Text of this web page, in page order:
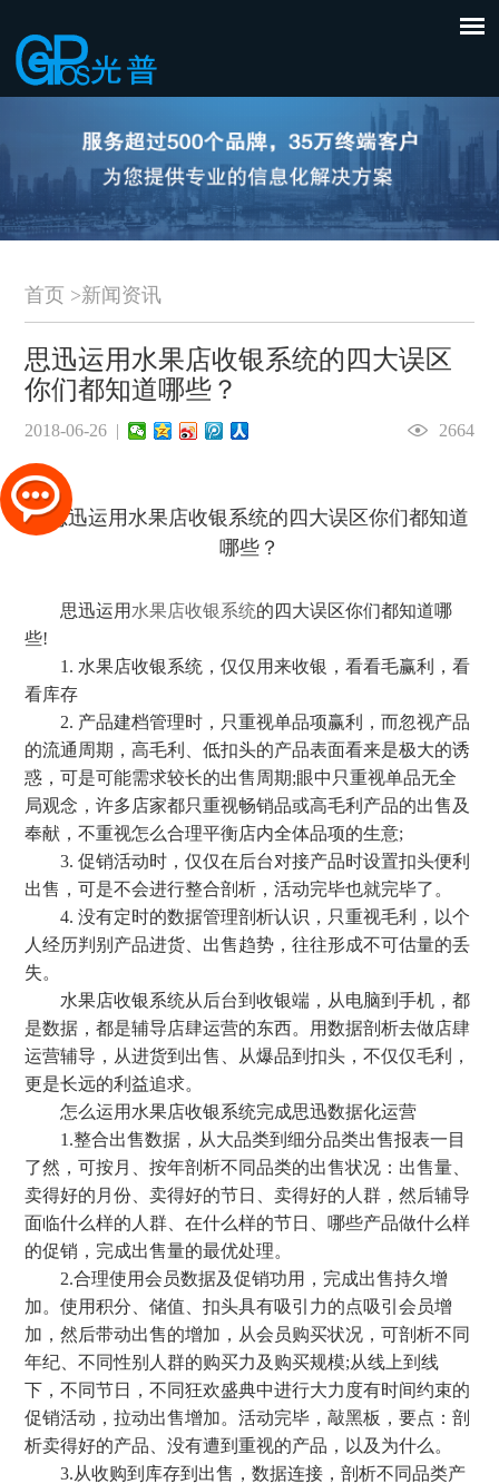
首页 >新闻资讯
思迅运用水果店收银系统的四大误区
你们都知道哪些？
2018-06-26 | 2664
思迅运用 水果店收银系统的四大误区你们都知道哪
些!
1. 水果店收银系统，仅仅用来收银，看看毛赢利，看
看库存
2. 产品建档管理时，只重视单品项赢利，而忽视产品
的流通周期，高毛利、低扣头的产品表面看来是极大的诱
惑，可是可能需求较长的出售周期;眼中只重视单品无全
局观念，许多店家都只重视畅销品或高毛利产品的出售及
奉献，不重视怎么合理平衡店内全体品项的生意;
3. 促销活动时，仅仅在后台对接产品时设置扣头便利
出售，可是不会进行整合剖析，活动完毕也就完毕了。
4. 没有定时的数据管理剖析认识，只重视毛利，以个
人经历判别产品进货、出售趋势，往往形成不可估量的丢
失。
水果店收银系统从后台到收银端，从电脑到手机，都
是数据，都是辅导店肆运营的东西。用数据剖析去做店肆
运营辅导，从进货到出售、从爆品到扣头，不仅仅毛利，
更是长远的利益追求。
怎么运用水果店收银系统完成思迅数据化运营
1.整合出售数据，从大品类到细分品类出售报表一目
了然，可按月、按年剖析不同品类的出售状况：出售量、
卖得好的月份、卖得好的节日、卖得好的人群，然后辅导
面临什么样的人群、在什么样的节日、哪些产品做什么样
的促销，完成出售量的最优处理。
2.合理使用会员数据及促销功用，完成出售持久增
加。使用积分、储值、扣头具有吸引力的点吸引会员增
加，然后带动出售的增加，从会员购买状况，可剖析不同
年纪、不同性别人群的购买力及购买规模;从线上到线
下，不同节日，不同狂欢盛典中进行大力度有时间约束的
促销活动，拉动出售增加。活动完毕，敲黑板，要点：剖
析卖得好的产品、没有遭到重视的产品，以及为什么。
3.从收购到库存到出售，数据连接，剖析不同品类产